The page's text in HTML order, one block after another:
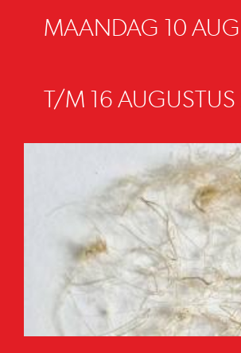
MAANDAG 10
T/M 16